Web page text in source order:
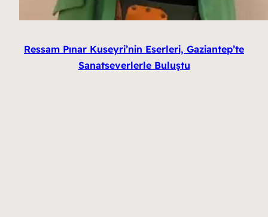
Ressam Pınar Kuseyri’nin Eserleri, Gaziantep’te
Sanatseverlerle Buluştu